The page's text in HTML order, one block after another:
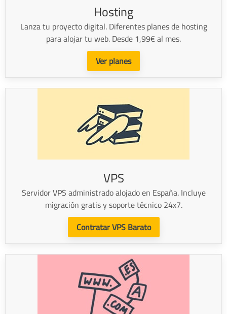
Hosting
Lanza tu proyecto digital. Diferentes planes de hosting
para alojar tu web. Desde 1,99€ al mes.
Ver planes
VPS
Servidor VPS administrado alojado en España. Incluye
migración gratis y soporte técnico 24x7.
Contratar VPS Barato